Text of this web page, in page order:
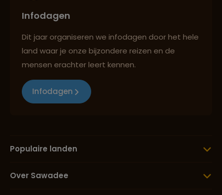
Infodagen
Dit jaar organiseren we infodagen door het hele
land waar je onze bijzondere reizen en de
mensen erachter leert kennen.
Infodagen
Populaire landen
Over Sawadee